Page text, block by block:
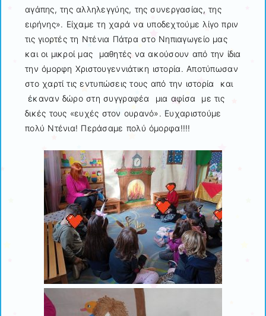
αγάπης, της αλληλεγγύης, της συνεργασίας, της
ειρήνης». Είχαμε τη χαρά να υποδεχτούμε λίγο πριν
τις γιορτές τη Ντένια Πάτρα στο Νηπιαγωγείο μας
και οι μικροί μας μαθητές να ακούσουν από την ίδια
την όμορφη Χριστουγεννιάτικη ιστορία. Αποτύπωσαν
στο χαρτί τις εντυπώσεις τους από την ιστορία και
έκαναν δώρο στη συγγραφέα μια αφίσα με τις
δικές τους «ευχές στον ουρανό». Ευχαριστούμε
πολύ Ντένια! Περάσαμε πολύ όμορφα!!!!